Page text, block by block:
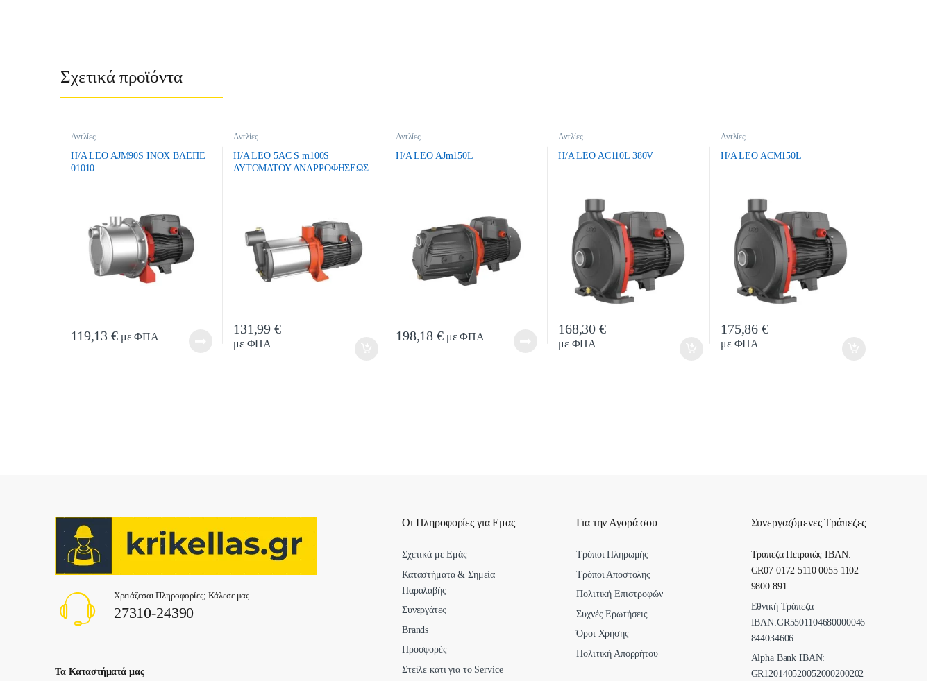
Σχετικά προϊόντα
Αντλίες
H/A LEO AJM90S INOX BΛEΠE
01010
119,13€με ΦΠΑ
Αντλίες
H/A LEO 5AC S m100S
ΑΥΤΟΜΑΤΟΥ ΑΝΑΡΡΟΦΗΣΕΩΣ
131,99€
με ΦΠΑ
Quantity
Αντλίες
H/A LEO AJm150L
198,18€με ΦΠΑ
Αντλίες
H/A LEO AC110L 380V
168,30€
με ΦΠΑ
Quantity
Αντλίες
H/A LEO ACM150L
175,86€
με ΦΠΑ
Quantity
Χρειάζεσαι Πληροφορίες; Κάλεσε μας
27310-24390
Τα Καταστήματά μας
Οι Πληροφορίες για Εμας
Σχετικά με Εμάς
Καταστήματα & Σημεία
Παραλαβής
Συνεργάτες
Brands
Προσφορές
Στείλε κάτι για το Service
Για την Αγορά σου
Τρόποι Πληρωμής
Τρόποι Αποστολής
Πολιτική Επιστροφών
Συχνές Ερωτήσεις
Όροι Χρήσης
Πολιτική Απορρήτου
Συνεργαζόμενες Τράπεζες
Τράπεζα Πειραιώς IBAN:
GR07 0172 5110 0055 1102
9800 891
Εθνική Τράπεζα
ΙΒΑΝ:GR5501104680000046
844034606
Alpha Bank ΙΒΑΝ:
GR120140520052000200202